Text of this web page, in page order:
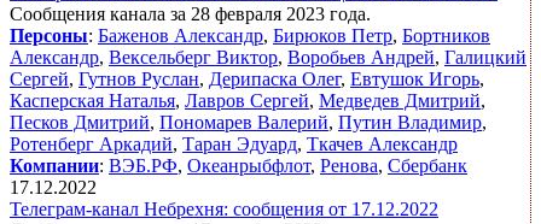
Сообщения канала за 28 февраля 2023 года.
Персоны: Баженов Александр, Бирюков Петр, Бортников
Александр, Вексельберг Виктор, Воробьев Андрей, Галицкий
Сергей, Гутнов Руслан, Дерипаска Олег, Евтушок Игорь,
Касперская Наталья, Лавров Сергей, Медведев Дмитрий,
Песков Дмитрий, Пономарев Валерий, Путин Владимир,
Ротенберг Аркадий, Таран Эдуард, Ткачев Александр
Компании: ВЭБ.РФ, Океанрыбфлот, Ренова, Сбербанк
17.12.2022
Телеграм-канал Небрехня: сообщения от 17.12.2022